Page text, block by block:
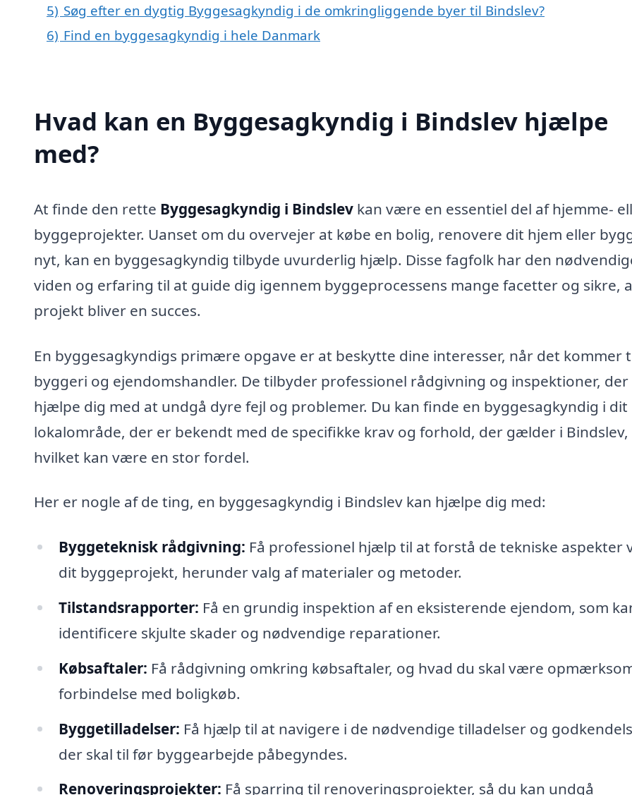
5) Søg efter en dygtig Byggesagkyndig i de omkringliggende byer til Bindslev?
6) Find en byggesagkyndig i hele Danmark
Hvad kan en Byggesagkyndig i Bindslev hjælpe
med?
At finde den rette Byggesagkyndig i Bindslev kan være en essentiel del af hjemme-
byggeprojekter. Uanset om du overvejer at købe en bolig, renovere dit hjem eller
nyt, kan en byggesagkyndig tilbyde uvurderlig hjælp. Disse fagfolk har den
viden og erfaring til at guide dig igennem byggeprocessens mange facetter og sikre,
projekt bliver en succes.
En byggesagkyndigs primære opgave er at beskytte dine interesser, når det kommer
byggeri og ejendomshandler. De tilbyder professionel rådgivning og inspektioner, der
hjælpe dig med at undgå dyre fejl og problemer. Du kan finde en byggesagkyndig i dit
lokalområde, der er bekendt med de specifikke krav og forhold, der gælder i Bindslev,
hvilket kan være en stor fordel.
Her er nogle af de ting, en byggesagkyndig i Bindslev kan hjælpe dig med:
Byggeteknisk rådgivning: Få professionel hjælp til at forstå de tekniske aspekter
dit byggeprojekt, herunder valg af materialer og metoder.
Tilstandsrapporter: Få en grundig inspektion af en eksisterende ejendom, som
identificere skjulte skader og nødvendige reparationer.
Købsaftaler: Få rådgivning omkring købsaftaler, og hvad du skal være
forbindelse med boligkøb.
Byggetilladelser: Få hjælp til at navigere i de nødvendige tilladelser og
der skal til før byggearbejde påbegyndes.
Renoveringsprojekter: Få sparring til renoveringsprojekter, så du kan undgå